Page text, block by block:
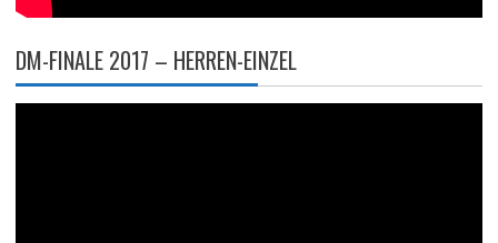
DM-FINALE 2017 – HERREN-EINZEL